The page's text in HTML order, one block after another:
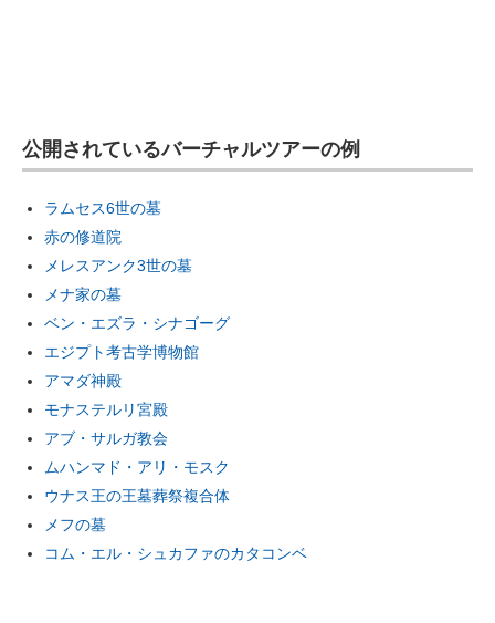
公開されているバーチャルツアーの例
ラムセス6世の墓
赤の修道院
メレスアンク3世の墓
メナ家の墓
ベン・エズラ・シナゴーグ
エジプト考古学博物館
アマダ神殿
モナステルリ宮殿
アブ・サルガ教会
ムハンマド・アリ・モスク
ウナス王の王墓葬祭複合体
メフの墓
コム・エル・シュカファのカタコンベ